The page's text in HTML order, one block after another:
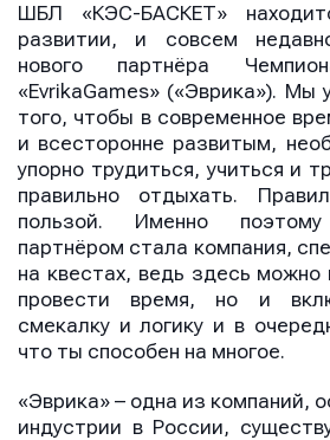
ШБЛ «КЭС-БАСКЕТ»
развитии, и совсем
нового партнёра
«EvrikaGames» («Эврика»). Мы
того, чтобы в современное
и всесторонне развитым,
упорно трудиться, учиться и
правильно отдыхать.
пользой. Именно
партнёром стала компания,
на квестах, ведь здесь можно
провести время, но и
смекалку и логику и в
что ты способен на многое.
«Эврика» – одна из компаний,
индустрии в России,